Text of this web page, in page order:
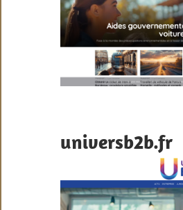
universb2b.fr